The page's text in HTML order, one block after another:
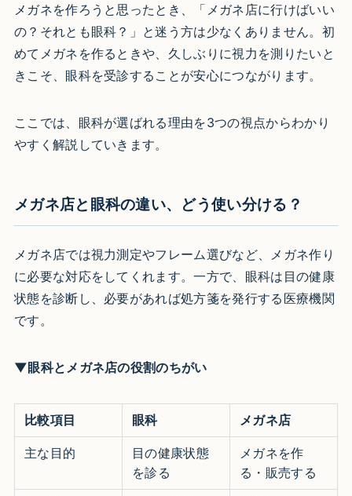
メガネを作ろうと思ったとき、「メガネ店に行けばいい
の？それとも眼科？」と迷う方は少なくありません。初
めてメガネを作るときや、久しぶりに視力を測りたいと
きこそ、眼科を受診することが安心につながります。
ここでは、眼科が選ばれる理由を3つの視点からわかり
やすく解説していきます。
メガネ店と眼科の違い、どう使い分ける？
メガネ店では視力測定やフレーム選びなど、メガネ作り
に必要な対応をしてくれます。一方で、眼科は目の健康
状態を診断し、必要があれば処方箋を発行する医療機関
です。
▼眼科とメガネ店の役割のちがい
比較項目 眼科 メガネ店
主な目的
目の健康状態
を診る
メガネを作
る・販売する